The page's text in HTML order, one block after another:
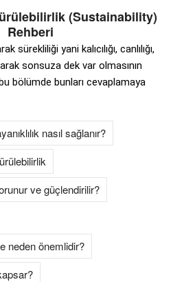
(Sustainability)
Rehberi
yani kalıcılığı, canlılığı,
sonsuza dek var olmasının
bölümde bunları cevaplamaya
nasıl sağlanır?
ve güçlendirilir?
neden önemlidir?